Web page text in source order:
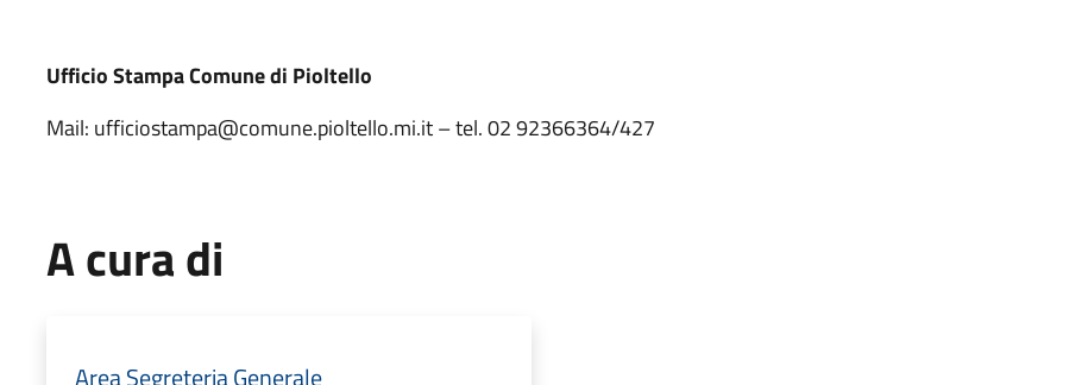
Ufficio Stampa Comune di Pioltello
Mail: ufficiostampa@comune.pioltello.mi.it – tel. 02 92366364/427
A cura di
Area Segreteria Generale